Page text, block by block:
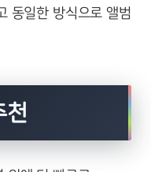
동일한 방식으로 앨범
천